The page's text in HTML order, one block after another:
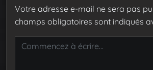
Votre adresse e-mail ne sera pas
champs obligatoires sont indiqués